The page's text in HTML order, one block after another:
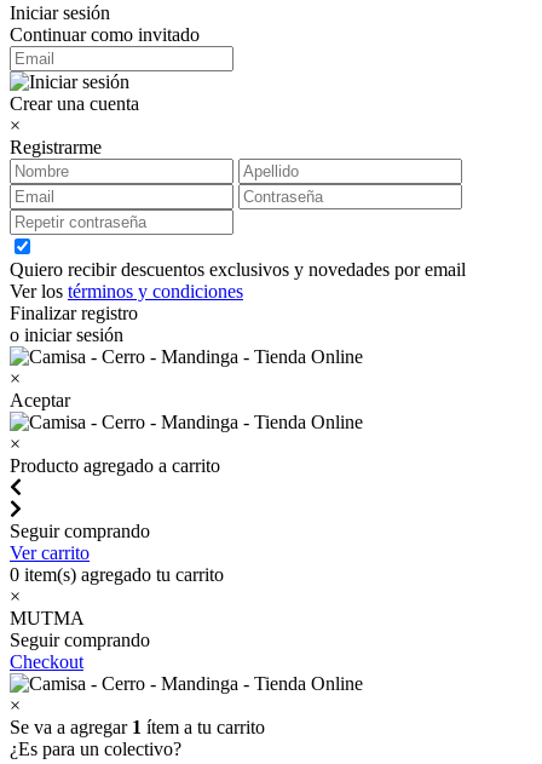
Iniciar sesión
Continuar como invitado
Crear una cuenta
×
Registrarme
Quiero recibir descuentos exclusivos y novedades por email
Ver los términos y condiciones
Finalizar registro
o iniciar sesión
×
Aceptar
×
Producto agregado a carrito
Seguir comprando
Ver carrito
0 item(s) agregado tu carrito
×
MUTMA
Seguir comprando
Checkout
×
Se va a agregar 1 ítem a tu carrito
¿Es para un colectivo?